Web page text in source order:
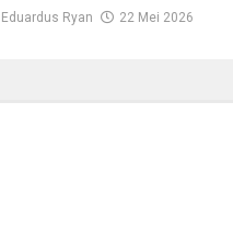
Eduardus Ryan 22 Mei 2026